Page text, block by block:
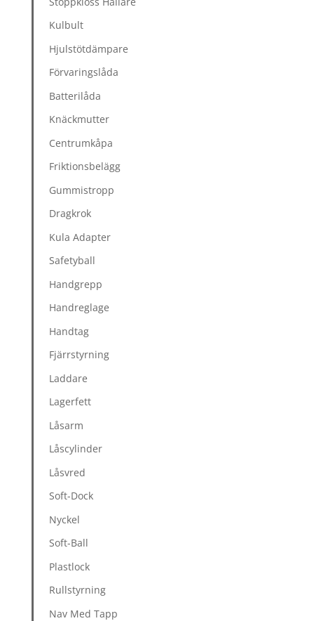
Kulbult
Hjulstötdämpare
Förvaringslåda
Batterilåda
Knäckmutter
Centrumkåpa
Friktionsbelägg
Gummistropp
Dragkrok
Kula Adapter
Safetyball
Handgrepp
Handreglage
Handtag
Fjärrstyrning
Laddare
Lagerfett
Låsarm
Låscylinder
Låsvred
Soft-Dock
Nyckel
Soft-Ball
Plastlock
Rullstyrning
Nav Med Tapp